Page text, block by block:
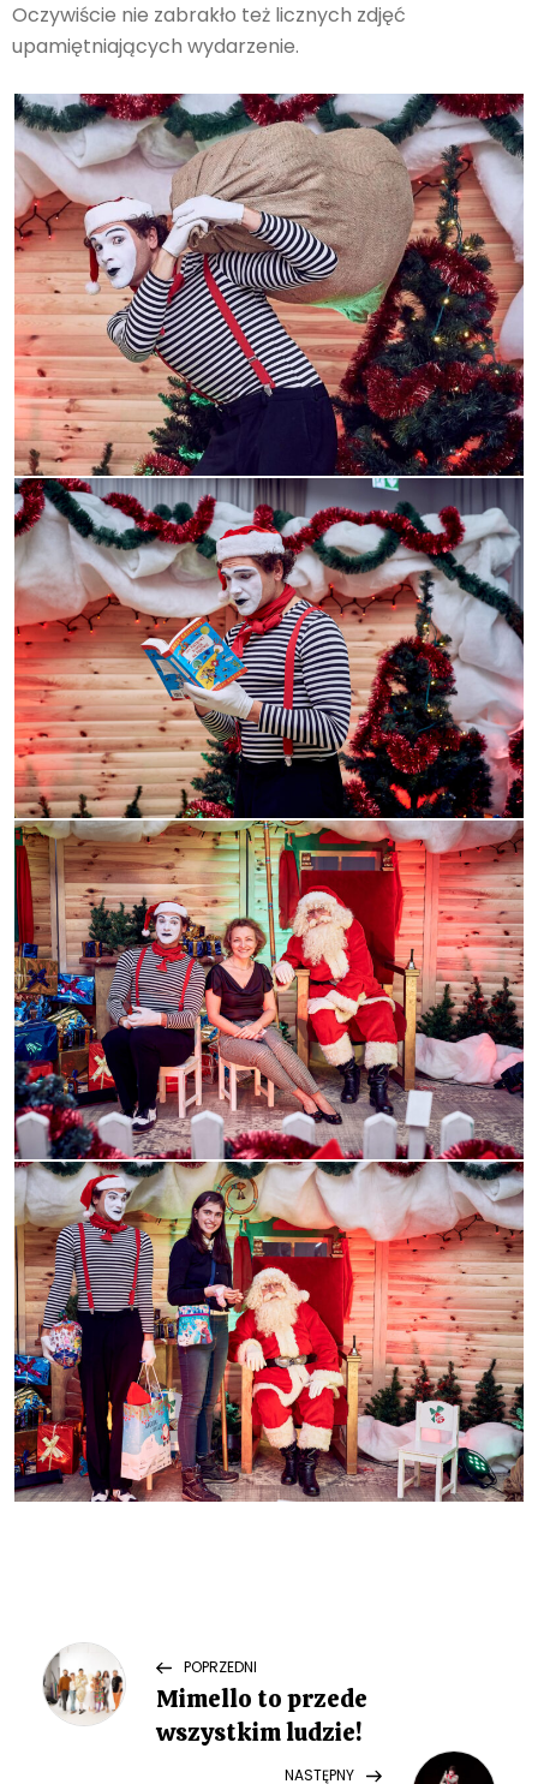
Oczywiście nie zabrakło też licznych zdjęć
upamiętniających wydarzenie.
N
a
Previous
Post
POPRZEDNI
Mimello to przede
wszystkim ludzie!
NASTĘPNY